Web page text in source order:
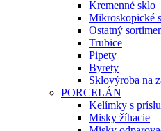
Kremenné sklo
Mikroskopické
Ostatný
Trubice
Pipety
Byrety
Sklovýroba na
PORCELÁN
Kelímky s
Misky žíhacie